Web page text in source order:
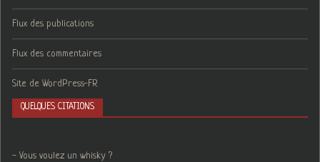
Flux des publications
Flux des commentaires
Site de WordPress-FR
QUELQUES CITATIONS
- Vous voulez un whisky ?